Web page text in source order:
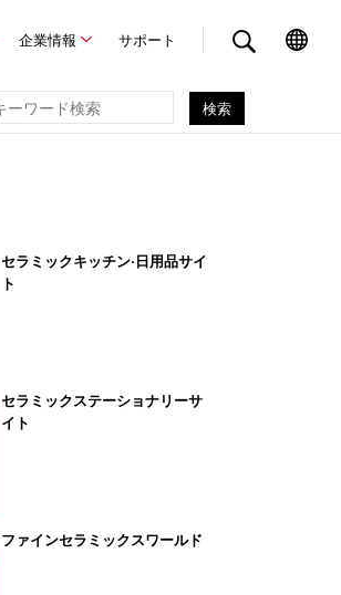
企業情報 サポート
セラミックキッチン·日用品サイ
ト
セラミックステーショナリーサ
イト
ファインセラミックスワールド